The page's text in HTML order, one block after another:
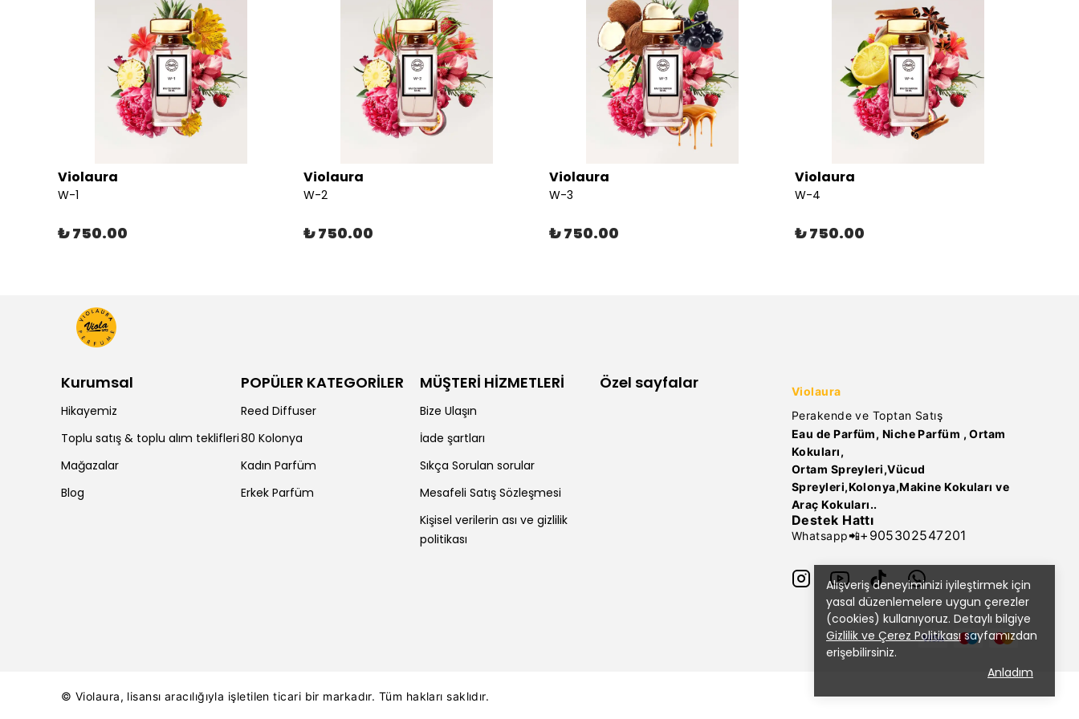
Alışveriş deneyiminizi iyileştirmek için
yasal düzenlemelere uygun çerezler
(cookies) kullanıyoruz. Detaylı bilgiye
Gizlilik ve Çerez Politikasısayfamızdan
erişebilirsiniz.
Anladım
Violaura
W-1
₺ 750.00
Violaura
W-2
₺ 750.00
Violaura
W-3
₺ 750.00
Violaura
W-4
₺ 750.00
Kurumsal
Hikayemiz
Toplu satış & toplu alım teklifleri
Mağazalar
Blog
POPÜLER KATEGORİLER
Reed Diffuser
80 Kolonya
Kadın Parfüm
Erkek Parfüm
MÜŞTERİ HİZMETLERİ
Bize Ulaşın
İade şartları
Sıkça Sorulan sorular
Mesafeli Satış Sözleşmesi
Kişisel verilerin ası ve gizlilik
politikası
Özel sayfalar
Violaura
Perakende ve Toptan Satış
Eau de Parfüm, Niche Parfüm , Ortam
Kokuları,
Ortam Spreyleri,Vücud
Spreyleri,Kolonya,Makine Kokuları ve
Araç Kokuları..
Destek Hattı
Whatsapp📲+905302547201
© Violaura, lisansı aracılığıyla işletilen ticari bir markadır. Tüm hakları saklıdır.